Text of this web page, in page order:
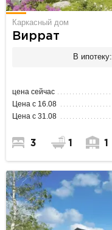
Каркасный дом
Виррат
В ипотеку:
цена сейчас
Цена с 16.08
Цена с 31.08
3 1 1